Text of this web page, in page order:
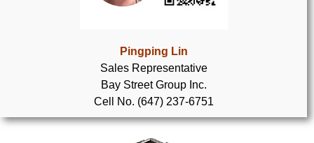
新居民
Pingping Lin
Sales Representative
Bay Street Group Inc.
Cell No. (647) 237-6751